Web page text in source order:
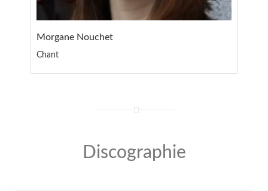
Morgane Nouchet
Chant
Discographie